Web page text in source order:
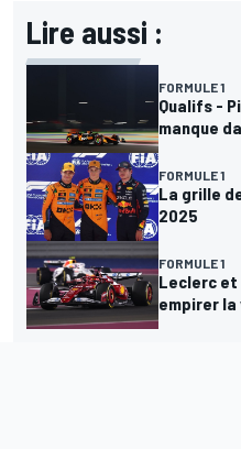
Lire aussi :
FORMULE 1
Qualifs -
manque
FORMULE 1
La grille
2025
FORMULE 1
Leclerc et
empirer